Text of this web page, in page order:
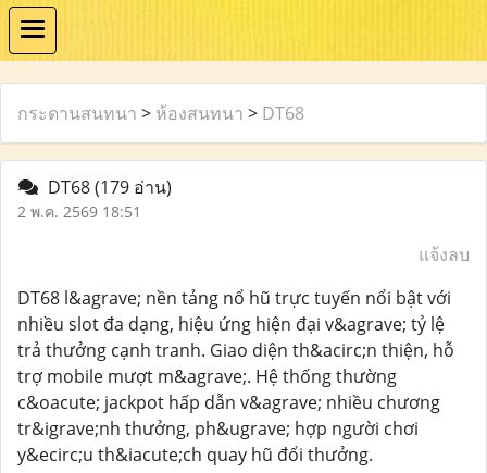
กระดานสนทนา > ห้องสนทนา > DT68
DT68(179 อ่าน)
2 พ.ค. 2569 18:51
แจ้งลบ
DT68 l&agrave; nền tảng nổ hũ trực tuyến nổi bật với
nhiều slot đa dạng, hiệu ứng hiện đại v&agrave; tỷ lệ
trả thưởng cạnh tranh. Giao diện th&acirc;n thiện, hỗ
trợ mobile mượt m&agrave;. Hệ thống thường
c&oacute; jackpot hấp dẫn v&agrave; nhiều chương
tr&igrave;nh thưởng, ph&ugrave; hợp người chơi
y&ecirc;u th&iacute;ch quay hũ đổi thưởng.